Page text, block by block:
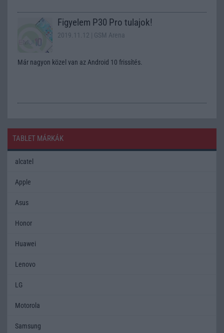
Figyelem P30 Pro tulajok!
2019.11.12 | GSM Arena
Már nagyon közel van az Android 10 frissítés.
TABLET MÁRKÁK
alcatel
Apple
Asus
Honor
Huawei
Lenovo
LG
Motorola
Samsung